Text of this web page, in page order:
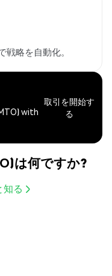
略を自動化。
with
取引を開始す
る
は何ですか?
る